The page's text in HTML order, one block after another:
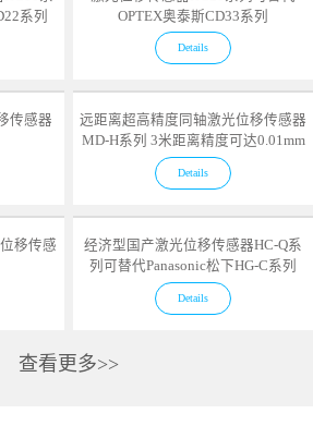
系列
OPTEX奥泰斯CD33系列
Details
传感器
远距离超高精度同轴激光位移传感器
MD-H系列 3米距离精度可达0.01mm
Details
移传感
经济型国产激光位移传感器HC-Q系
列可替代Panasonic松下HG-C系列
Details
查看更多>>